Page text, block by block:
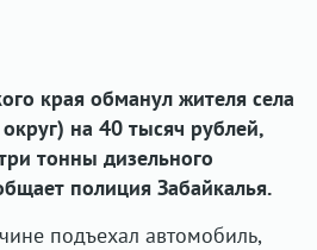
края обманул жителя села
на 40 тысяч рублей,
тонны дизельного
полиция Забайкалья.
подъехал автомобиль,